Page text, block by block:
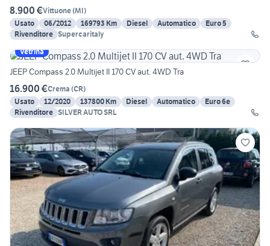
8.900 €Vittuone(MI)
Usato
06/2012 169793 Km Diesel Automatico
Euro 5
Rivenditore Supercaritaly
Vetrina
JEEP Compass 2.0 Multijet II 170 CV aut. 4WD Tra
16.900 €Crema (CR)
Usato
12/2020 137800 Km Diesel Automatico
Euro 6e
Rivenditore SILVER AUTO SRL